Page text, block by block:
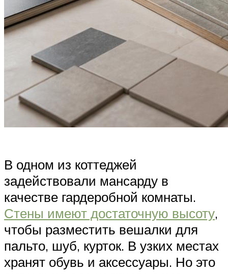
В одном из коттеджей
задействовали мансарду в
качестве гардеробной комнаты.
Стены имеют достаточную высоту,
чтобы разместить вешалки для
пальто, шуб, курток. В узких местах
хранят обувь и аксессуары. Но это